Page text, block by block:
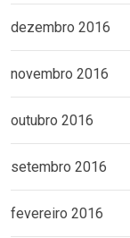
dezembro 2016
novembro 2016
outubro 2016
setembro 2016
fevereiro 2016